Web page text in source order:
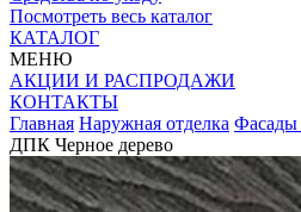
Посмотреть весь каталог
КАТАЛОГ
МЕНЮ
АКЦИИ И РАСПРОДАЖИ
КОНТАКТЫ
Главная Наружная отделка
ДПК Черное дерево